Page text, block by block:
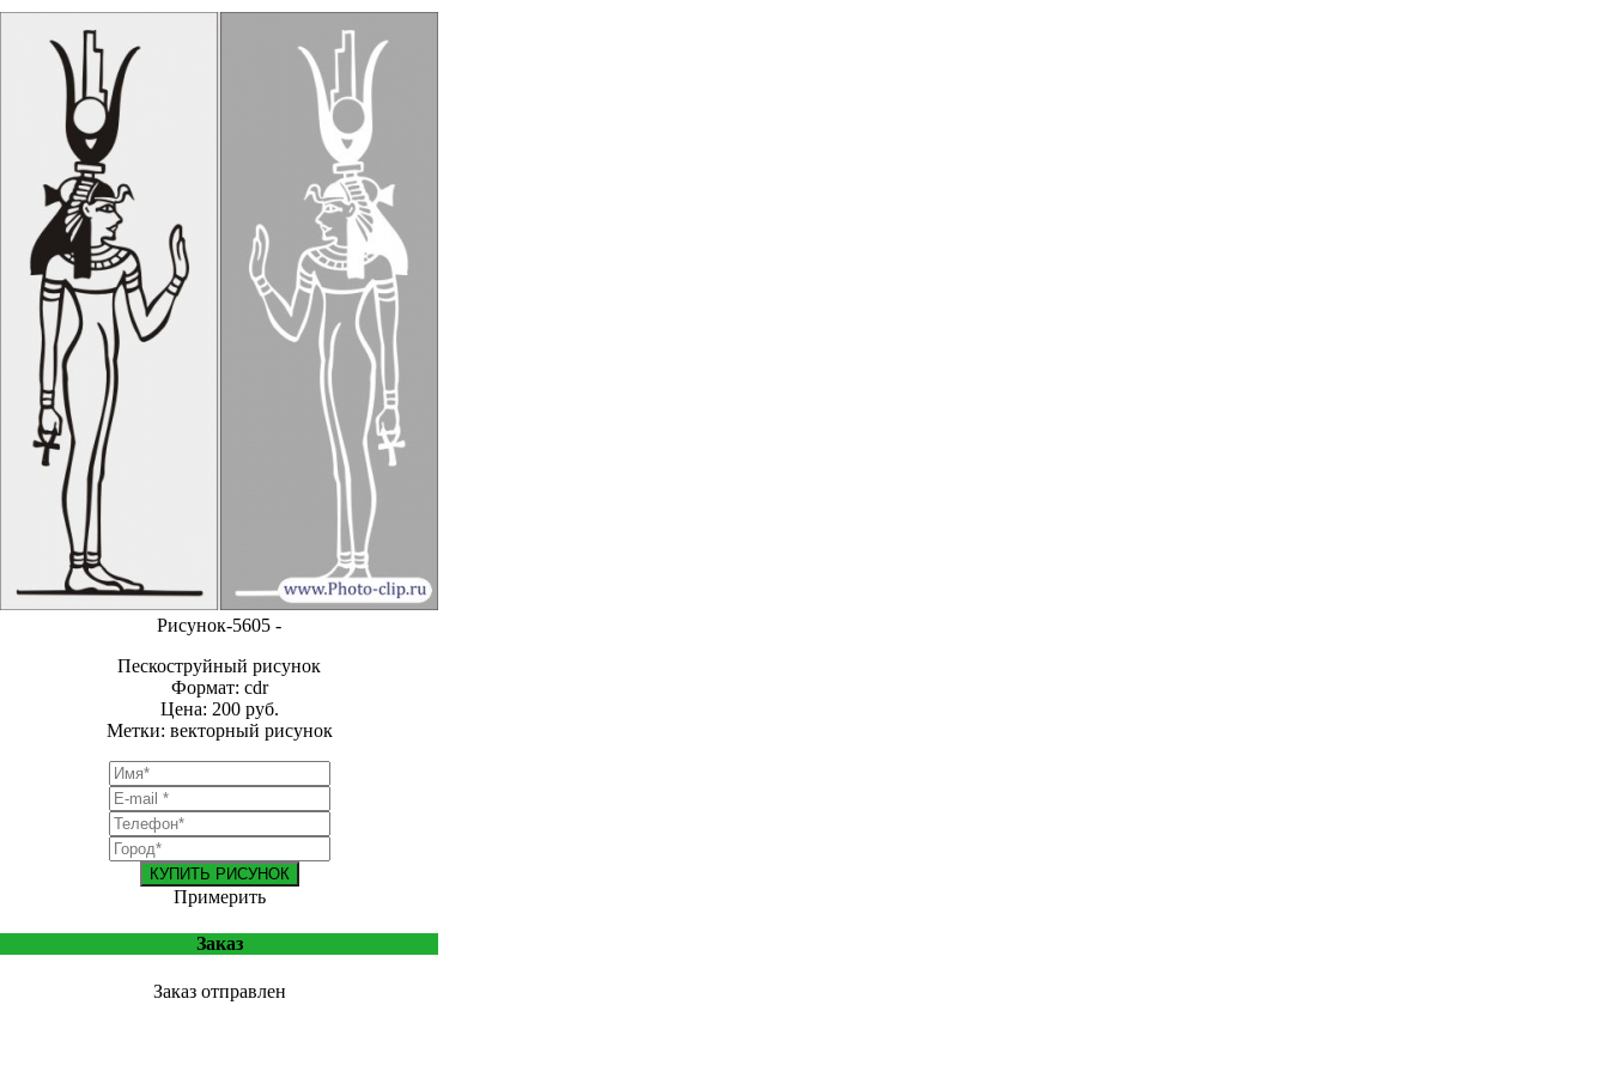
Рисунок-5605 -
Пескоструйный рисунок
Формат: cdr
Цена: 200 руб.
Метки: векторный рисунок
КУПИТЬ РИСУНОК
Примерить
Заказ
Заказ отправлен